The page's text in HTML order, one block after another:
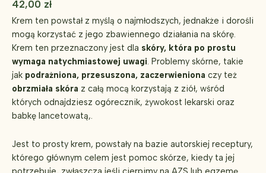
42,00 zł
Krem ten powstał z myślą o najmłodszych, jednakże i dorośli
mogą korzystać z jego zbawiennego działania na skórę.
Krem ten przeznaczony jest dla skóry, która po prostu
wymaga natychmiastowej uwagi. Problemy skórne, takie
jak podrażniona, przesuszona, zaczerwieniona czy też
obrzmiała skóra z całą mocą korzystają z ziół, wśród
których odnajdziesz ogórecznik, żywokost lekarski oraz
babkę lancetowatą,.
Jest to prosty krem, powstały na bazie autorskiej receptury,
którego głównym celem jest pomoc skórze, kiedy ta jej